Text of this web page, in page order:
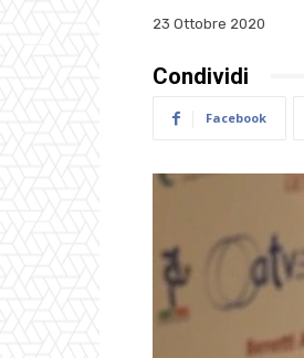
23 Ottobre 2020
Condividi
Facebook